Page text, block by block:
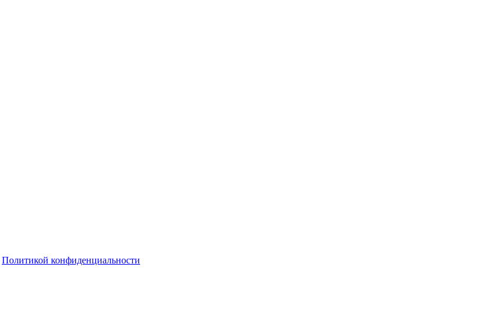
Политикой конфиденциальности